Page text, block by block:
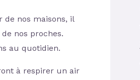
de nos maisons, il
nos proches.
au quotidien.
à respirer un air